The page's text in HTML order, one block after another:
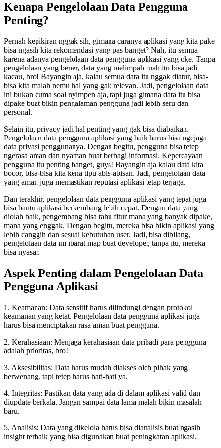
Kenapa Pengelolaan Data Pengguna
Penting?
Pernah kepikiran nggak sih, gimana caranya aplikasi yang kita pake
bisa ngasih kita rekomendasi yang pas banget? Nah, itu semua
karena adanya pengelolaan data pengguna aplikasi yang oke. Tanpa
pengelolaan yang bener, data yang melimpah ruah itu bisa jadi
kacau, bro! Bayangin aja, kalau semua data itu nggak diatur, bisa-
bisa kita malah nemu hal yang gak relevan. Jadi, pengelolaan data
ini bukan cuma soal nyimpen aja, tapi juga gimana data itu bisa
dipake buat bikin pengalaman pengguna jadi lebih seru dan
personal.
Selain itu, privacy jadi hal penting yang gak bisa diabaikan.
Pengelolaan data pengguna aplikasi yang baik harus bisa ngejaga
data privasi penggunanya. Dengan begitu, pengguna bisa tetep
ngerasa aman dan nyaman buat berbagi informasi. Kepercayaan
pengguna itu penting banget, guys! Bayangin aja kalau data kita
bocor, bisa-bisa kita kena tipu abis-abisan. Jadi, pengelolaan data
yang aman juga memastikan reputasi aplikasi tetap terjaga.
Dan terakhir, pengelolaan data pengguna aplikasi yang tepat juga
bisa bantu aplikasi berkembang lebih cepat. Dengan data yang
diolah baik, pengembang bisa tahu fitur mana yang banyak dipake,
mana yang enggak. Dengan begitu, mereka bisa bikin aplikasi yang
lebih canggih dan sesuai kebutuhan user. Jadi, bisa dibilang,
pengelolaan data ini ibarat map buat developer, tanpa itu, mereka
bisa nyasar.
Aspek Penting dalam Pengelolaan Data
Pengguna Aplikasi
1. Keamanan: Data sensitif harus dilindungi dengan protokol
keamanan yang ketat. Pengelolaan data pengguna aplikasi juga
harus bisa menciptakan rasa aman buat pengguna.
2. Kerahasiaan: Menjaga kerahasiaan data pribadi para pengguna
adalah prioritas, bro!
3. Aksesibilitas: Data harus mudah diakses oleh pihak yang
berwenang, tapi tetep harus hati-hati ya.
4. Integritas: Pastikan data yang ada di dalam aplikasi valid dan
diupdate berkala. Jangan sampai data lama malah bikin masalah
baru.
5. Analisis: Data yang dikelola harus bisa dianalisis buat ngasih
insight terbaik yang bisa digunakan buat peningkatan aplikasi.